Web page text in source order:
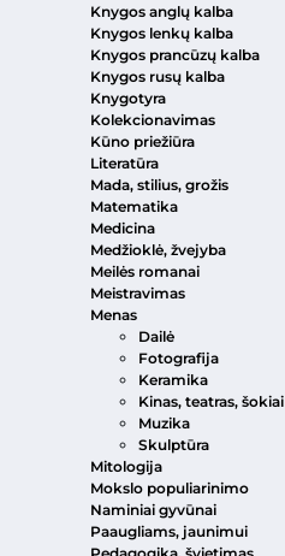
Knygos anglų kalba
Knygos lenkų kalba
Knygos prancūzų kalba
Knygos rusų kalba
Knygotyra
Kolekcionavimas
Kūno priežiūra
Literatūra
Mada, stilius, grožis
Matematika
Medicina
Medžioklė, žvejyba
Meilės romanai
Meistravimas
Menas
Dailė
Fotografija
Keramika
Kinas, teatras, šokiai
Muzika
Skulptūra
Mitologija
Mokslo populiarinimo
Naminiai gyvūnai
Paaugliams, jaunimui